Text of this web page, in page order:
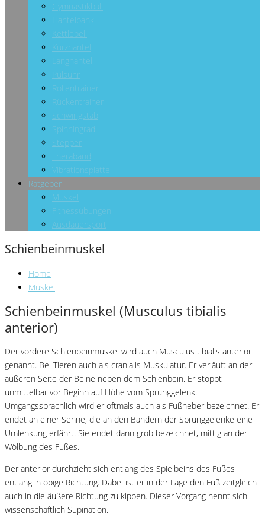
Gymnastikball
Hantelbank
Kettlebell
Kurzhantel
Langhantel
Pulsuhr
Rollentrainer
Rückentrainer
Schwingstab
Spinningrad
Stepper
Theraband
Vibrationsplatte
Ratgeber
Muskel
Fitnessübungen
Ausdauersport
Schienbeinmuskel
Home
Muskel
Schienbeinmuskel (Musculus tibialis
anterior)
Der vordere Schienbeinmuskel wird auch Musculus tibialis anterior
genannt. Bei Tieren auch als cranialis Muskulatur. Er verläuft an der
äußeren Seite der Beine neben dem Schienbein. Er stoppt
unmittelbar vor Beginn auf Höhe vom Sprunggelenk.
Umgangssprachlich wird er oftmals auch als Fußheber bezeichnet. Er
endet an einer Sehne, die an den Bändern der Sprunggelenke eine
Umlenkung erfährt. Sie endet dann grob bezeichnet, mittig an der
Wölbung des Fußes.
Der anterior durchzieht sich entlang des Spielbeins des Fußes
entlang in obige Richtung. Dabei ist er in der Lage den Fuß zeitgleich
auch in die äußere Richtung zu kippen. Dieser Vorgang nennt sich
wissenschaftlich Supination.